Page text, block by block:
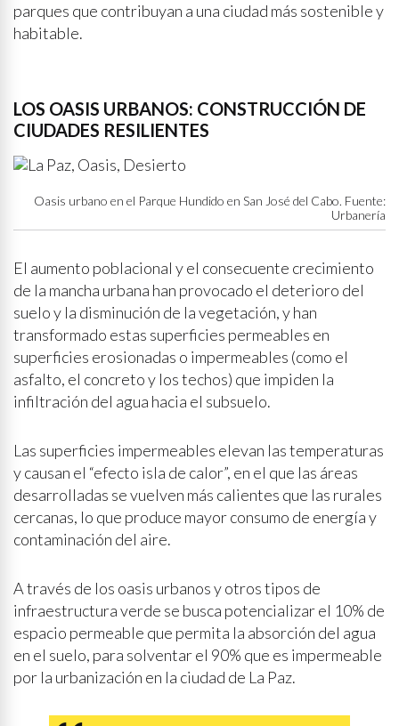
parques que contribuyan a una ciudad más sostenible y
habitable.
LOS OASIS URBANOS: CONSTRUCCIÓN DE
CIUDADES RESILIENTES
Oasis urbano en el Parque Hundido en San José del Cabo. Fuente:
Urbanería
El aumento poblacional y el consecuente crecimiento
de la mancha urbana han provocado el deterioro del
suelo y la disminución de la vegetación, y han
transformado estas superficies permeables en
superficies erosionadas o impermeables (como el
asfalto, el concreto y los techos) que impiden la
infiltración del agua hacia el subsuelo.
Las superficies impermeables elevan las temperaturas
y causan el “efecto isla de calor”, en el que las áreas
desarrolladas se vuelven más calientes que las rurales
cercanas, lo que produce mayor consumo de energía y
contaminación del aire.
A través de los oasis urbanos y otros tipos de
infraestructura verde se busca potencializar el 10% de
espacio permeable que permita la absorción del agua
en el suelo, para solventar el 90% que es impermeable
por la urbanización en la ciudad de La Paz.